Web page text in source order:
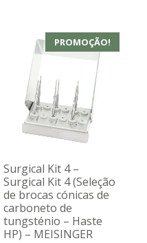
PROMOÇÃO!
Surgical Kit 4 –
Surgical Kit 4 (Seleção
de brocas cónicas de
carboneto de
tungsténio – Haste
HP) – MEISINGER